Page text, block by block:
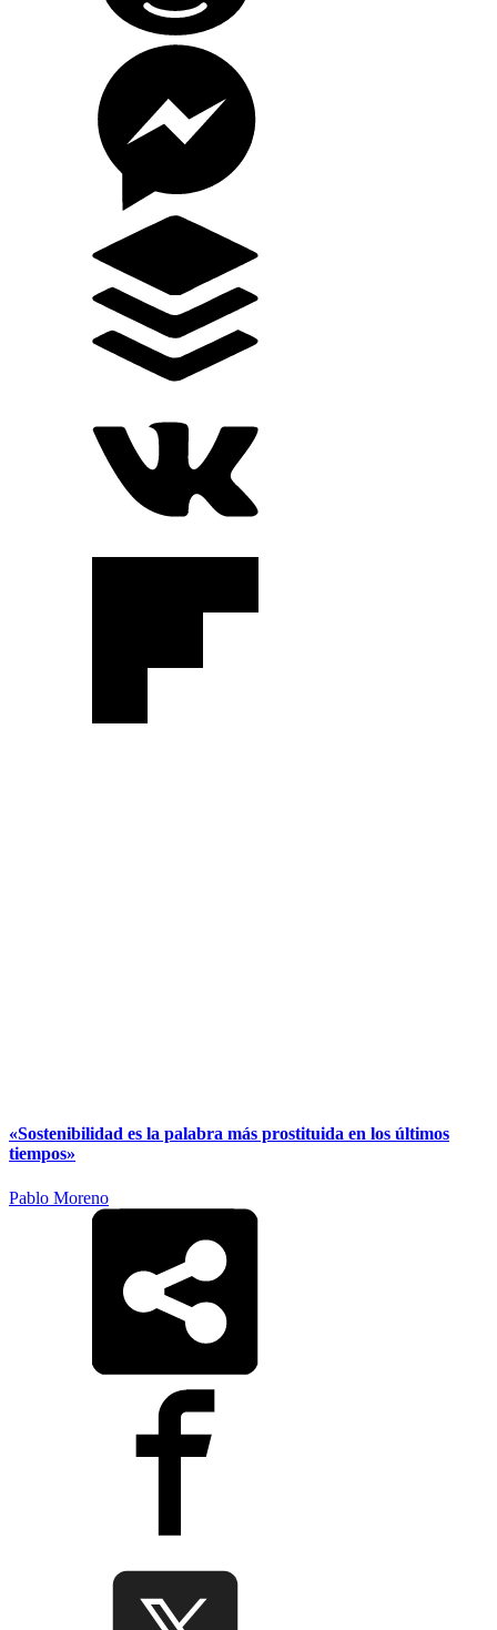
«Sostenibilidad es la palabra más prostituida en los últimos
tiempos»
Pablo Moreno